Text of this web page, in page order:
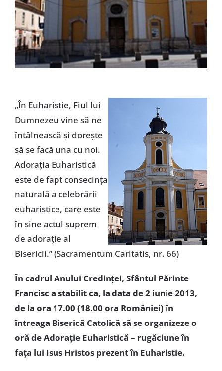
„În Euharistie, Fiul lui
Dumnezeu vine să ne
întâlnească şi doreşte
să se facă una cu noi.
Adoraţia Euharistică
este de fapt consecinţa
naturală a celebrării
euharistice, care este
în sine actul suprem
de adoraţie al
Bisericii.” (Sacramentum Caritatis, nr. 66)
În cadrul Anului Credinţei, Sfântul Părinte
Francisc a stabilit ca, la data de 2 iunie 2013,
de la ora 17.00 (18.00 ora României) în
întreaga Biserică Catolică să se organizeze o
oră de Adoraţie Euharistică – rugăciune în
faţa lui Isus Hristos prezent în Euharistie.